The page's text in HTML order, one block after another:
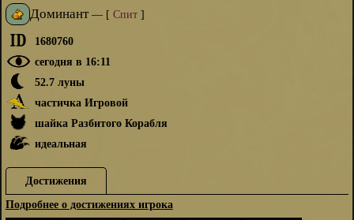
Доминант— [ Спит]
1680760
сегодня в 16:11
52.7 луны
частичка Игровой
шайка Разбитого Корабля
идеальная
Достижения
Подробнее о достижениях игрока